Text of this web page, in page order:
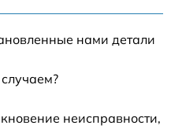
нами детали
неисправности,